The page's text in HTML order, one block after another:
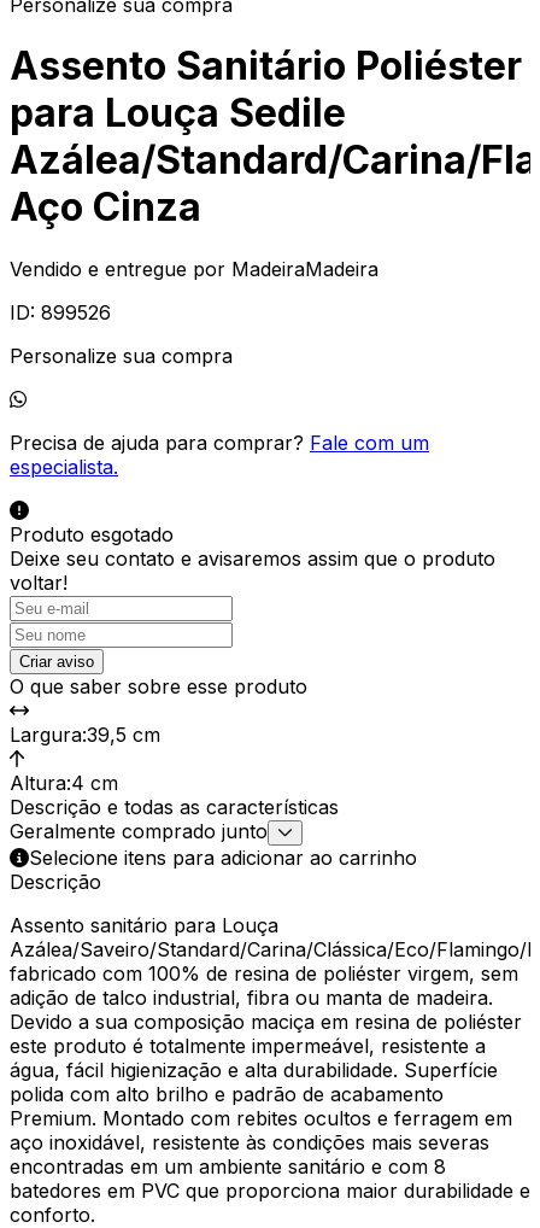
Assento Sanitário Poliéster
para Louça Sedile
Azálea/Standard/Carina/
Aço Cinza
Vendido e entregue por MadeiraMadeira
ID: 899526
Personalize sua compra
Precisa de ajuda para comprar? Fale com um
especialista.
Produto esgotado
Deixe seu contato e avisaremos assim que o produto
voltar!
Criar aviso
O que saber sobre esse produto
Largura:39,5 cm
Altura:4 cm
Descrição e todas as características
Geralmente comprado junto
Selecione itens para adicionar ao carrinho
Descrição
Assento sanitário para Louça
Azálea/Saveiro/Standard/Carina/Clássica/Eco/
fabricado com 100% de resina de poliéster virgem, sem
adição de talco industrial, fibra ou manta de madeira.
Devido a sua composição maciça em resina de poliéster
este produto é totalmente impermeável, resistente a
água, fácil higienização e alta durabilidade. Superfície
polida com alto brilho e padrão de acabamento
Premium. Montado com rebites ocultos e ferragem em
aço inoxidável, resistente às condições mais severas
encontradas em um ambiente sanitário e com 8
batedores em PVC que proporciona maior durabilidade e
conforto.